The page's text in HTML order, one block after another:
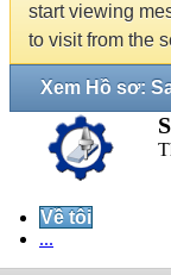
start viewing
to visit from the
Xem Hồ sơ:
Về tôi
...